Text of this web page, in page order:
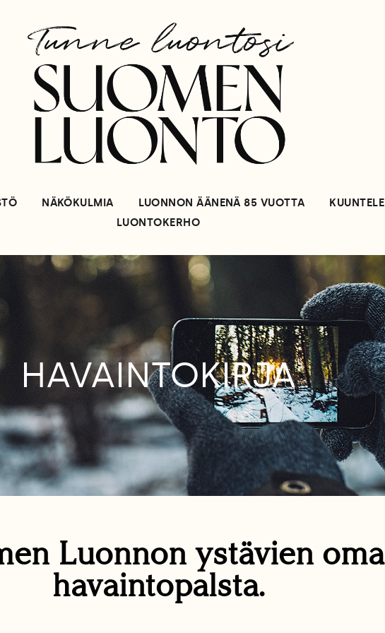
NÄKÖKULMIA LUONNON ÄÄNENÄ 85 VUOTTA KUUNTELE
LUONTOKERHO
HAVAINTOKIRJA
Luonnon ystävien oma
havaintopalsta.